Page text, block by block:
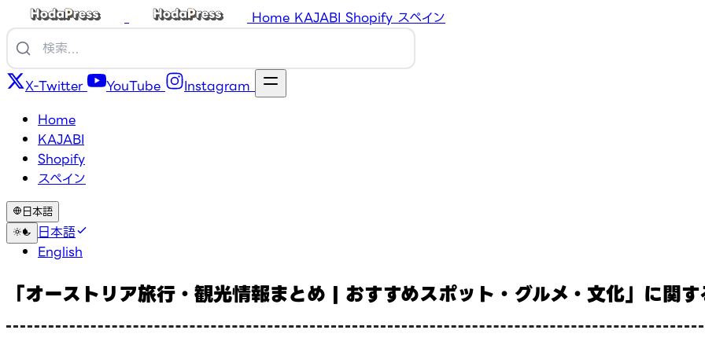
Home KAJABI Shopify スペイン
X-Twitter YouTube
Instagram
Home
KAJABI
Shopify
スペイン
日本語
日本語
English
「オーストリア旅行・観光情報まとめ | おすすめスポット・グルメ・文化」に関